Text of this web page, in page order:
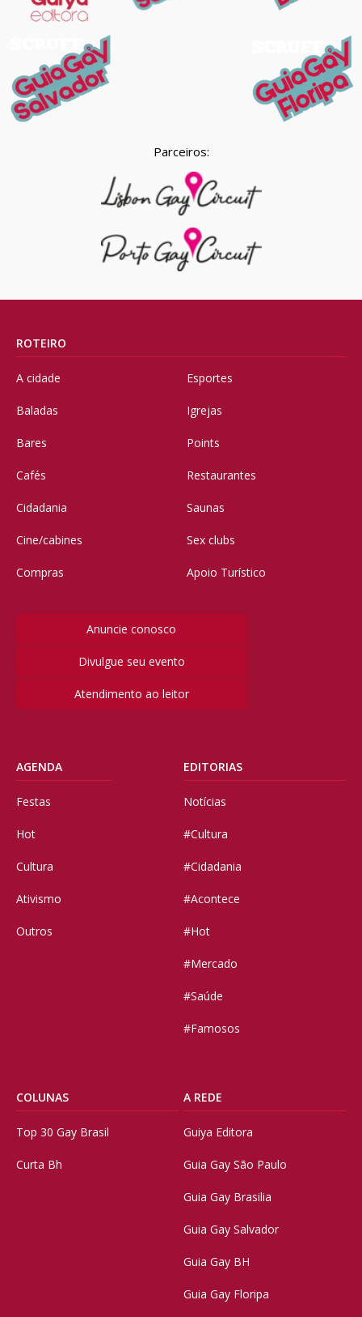
Parceiros:
ROTEIRO
A cidade
Baladas
Bares
Cafés
Cidadania
Cine/cabines
Compras
Esportes
Igrejas
Points
Restaurantes
Saunas
Sex clubs
Apoio Turístico
Anuncie conosco
Divulgue seu evento
Atendimento ao leitor
AGENDA
Festas
Hot
Cultura
Ativismo
Outros
EDITORIAS
Notícias
#Cultura
#Cidadania
#Acontece
#Hot
#Mercado
#Saúde
#Famosos
COLUNAS
Top 30 Gay Brasil
Curta Bh
A REDE
Guiya Editora
Guia Gay São Paulo
Guia Gay Brasilia
Guia Gay Salvador
Guia Gay BH
Guia Gay Floripa